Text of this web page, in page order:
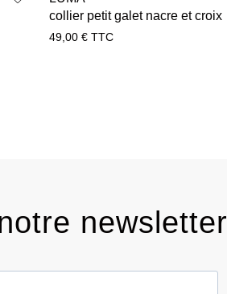
collier petit galet nacre et croix
49,00 € TTC
newsletter